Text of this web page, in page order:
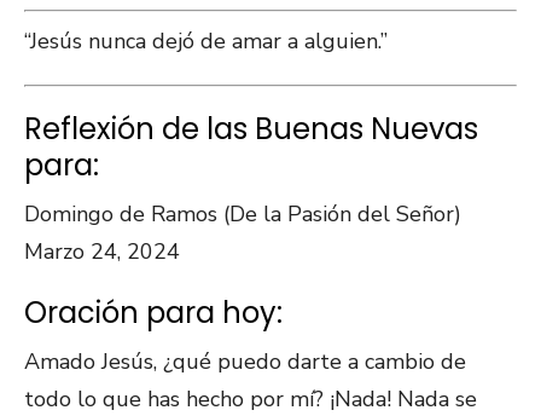
“Jesús nunca dejó de amar a alguien.”
Reflexión de las Buenas Nuevas
para:
Domingo de Ramos (De la Pasión del Señor)
Marzo 24, 2024
Oración para hoy:
Amado Jesús, ¿qué puedo darte a cambio de
todo lo que has hecho por mí? ¡Nada! Nada se